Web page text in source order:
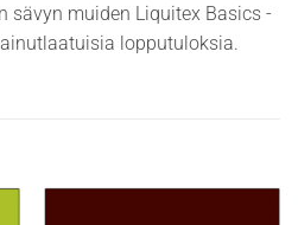
sävyn muiden Liquitex Basics -
lopputuloksia.